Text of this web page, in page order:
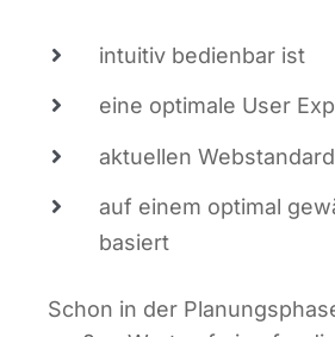
intui­tiv bedien­bar ist
eine opti­ma­le User
aktu­el­len
auf einem opti­mal
basiert
Schon in der